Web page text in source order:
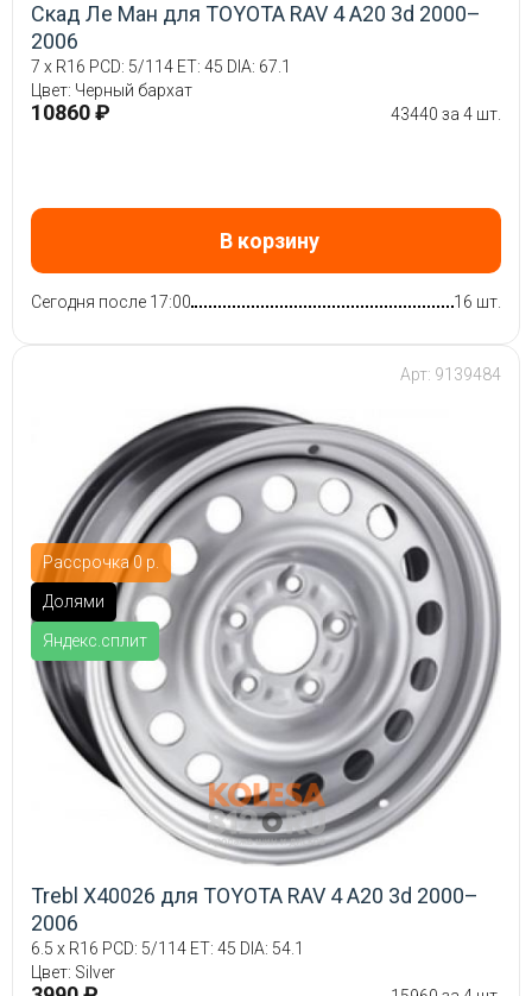
Скад Ле Ман для TOYOTA RAV 4 A20 3d 2000–
2006
7 x R16 PCD: 5/114 ET: 45 DIA: 67.1
Цвет: Черный бархат
10860 ₽ 43440 за 4 шт.
В корзину
Сегодня после 17:00 16 шт.
Рассрочка 0 р.
Долями
Яндекс.сплит
Арт: 9139484
Trebl X40026 для TOYOTA RAV 4 A20 3d 2000–
2006
6.5 x R16 PCD: 5/114 ET: 45 DIA: 54.1
Цвет: Silver